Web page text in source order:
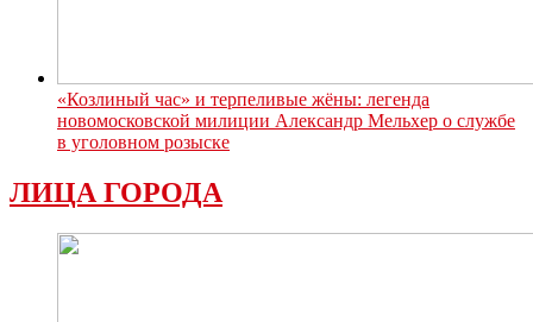
«Козлиный час» и терпеливые жёны: легенда
новомосковской милиции Александр Мельхер о службе
в уголовном розыске
ЛИЦА ГОРОДА